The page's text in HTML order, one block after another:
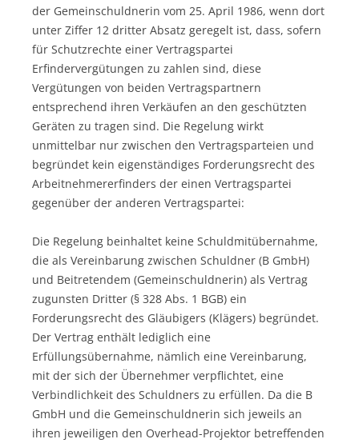
der Gemeinschuldnerin vom 25. April 1986, wenn dort
unter Ziffer 12 dritter Absatz geregelt ist, dass, sofern
für Schutzrechte einer Vertragspartei
Erfindervergütungen zu zahlen sind, diese
Vergütungen von beiden Vertragspartnern
entsprechend ihren Verkäufen an den geschützten
Geräten zu tragen sind. Die Regelung wirkt
unmittelbar nur zwischen den Vertragsparteien und
begründet kein eigenständiges Forderungsrecht des
Arbeitnehmererfinders der einen Vertragspartei
gegenüber der anderen Vertragspartei:
Die Regelung beinhaltet keine Schuldmitübernahme,
die als Vereinbarung zwischen Schuldner (B GmbH)
und Beitretendem (Gemeinschuldnerin) als Vertrag
zugunsten Dritter (§ 328 Abs. 1 BGB) ein
Forderungsrecht des Gläubigers (Klägers) begründet.
Der Vertrag enthält lediglich eine
Erfüllungsübernahme, nämlich eine Vereinbarung,
mit der sich der Übernehmer verpflichtet, eine
Verbindlichkeit des Schuldners zu erfüllen. Da die B
GmbH und die Gemeinschuldnerin sich jeweils an
ihren jeweiligen den Overhead-Projektor betreffenden